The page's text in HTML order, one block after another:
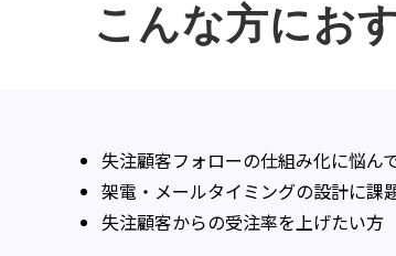
こんな方にお
失注顧客フォローの仕組み化に悩ん
架電・メールタイミングの設計に課
失注顧客からの受注率を上げたい方